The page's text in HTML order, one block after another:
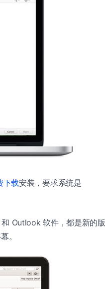
下载安装，要求系统是
Outlook 软件，都是新的版
。